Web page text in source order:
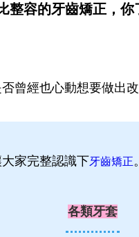
整容的牙齒矯正，你
曾經也心動想要做出改
家完整認識下牙齒矯正。
各類牙套